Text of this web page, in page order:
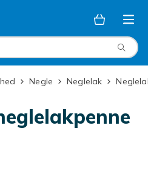
Negle Neglelak